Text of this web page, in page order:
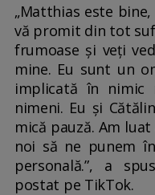
„Matthias este
vă promit din tot
frumoase și veți
mine. Eu sunt un
implicată în nimic
nimeni. Eu și
mică pauză. Am
noi să ne punem
personală.”, a
postat pe TikTok.